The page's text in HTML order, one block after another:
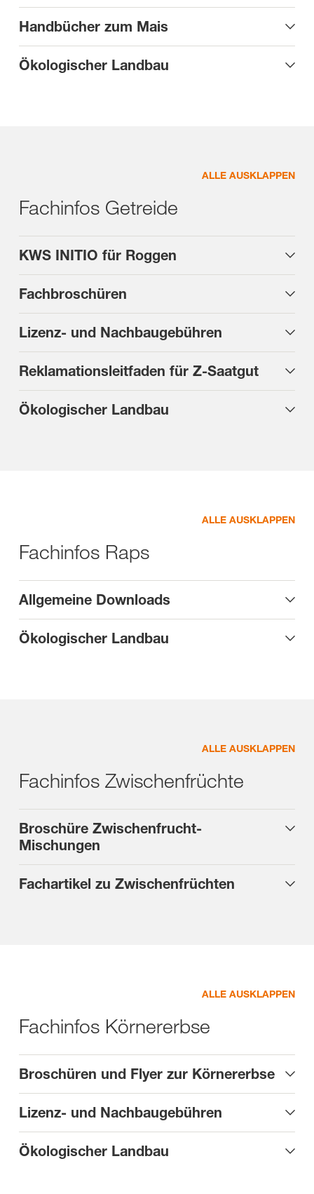
Handbücher zum Mais
Ökologischer Landbau
ALLE AUSKLAPPEN
Fachinfos Getreide
KWS INITIO für Roggen
Fachbroschüren
Lizenz- und Nachbaugebühren
Reklamationsleitfaden für Z-Saatgut
Ökologischer Landbau
ALLE AUSKLAPPEN
Fachinfos Raps
Allgemeine Downloads
Ökologischer Landbau
ALLE AUSKLAPPEN
Fachinfos Zwischenfrüchte
Broschüre Zwischenfrucht-
Mischungen
Fachartikel zu Zwischenfrüchten
ALLE AUSKLAPPEN
Fachinfos Körnererbse
Broschüren und Flyer zur Körnererbse
Lizenz- und Nachbaugebühren
Ökologischer Landbau